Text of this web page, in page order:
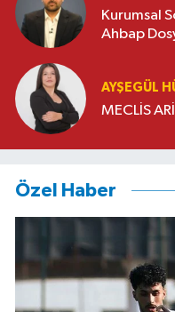
Kurumsal
Ahbap
AYŞEGÜL
MECLİS
Özel Haber